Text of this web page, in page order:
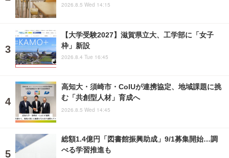
2026.8.5 Wed 14:15
【大学受験2027】滋賀県立大、工学部に「女子
枠」新設
2026.8.4 Tue 16:45
高知大・須崎市・CoIUが連携協定、地域課題に挑
む「共創型人材」育成へ
2026.8.5 Wed 14:45
総額1.4億円「図書館振興助成」9/1募集開始…調
べる学習推進も